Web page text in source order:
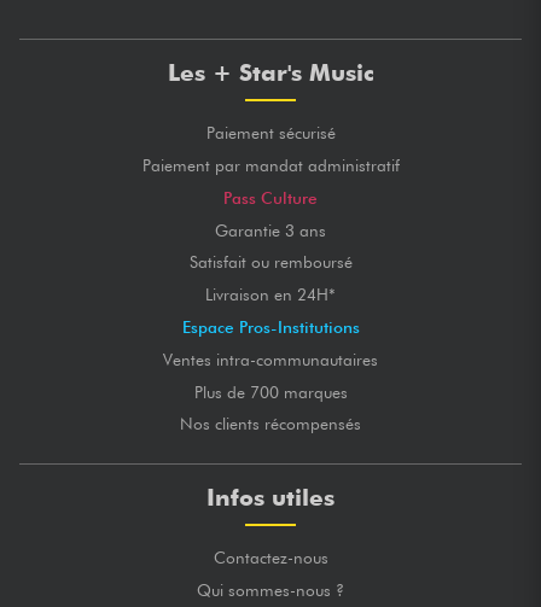
Les + Star's Music
Paiement sécurisé
Paiement par mandat administratif
Pass Culture
Garantie 3 ans
Satisfait ou remboursé
Livraison en 24H*
Espace Pros-Institutions
Ventes intra-communautaires
Plus de 700 marques
Nos clients récompensés
Infos utiles
Contactez-nous
Qui sommes-nous ?